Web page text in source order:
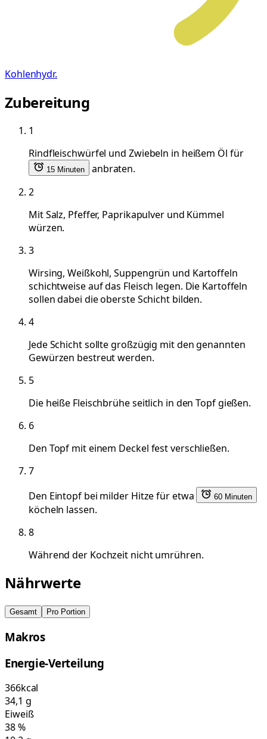
Kohlenhydr.
Zubereitung
1
Rindfleischwürfel und Zwiebeln in heißem Öl für
15 Minuten
anbraten.
2
Mit Salz, Pfeffer, Paprikapulver und Kümmel
würzen.
3
Wirsing, Weißkohl, Suppengrün und Kartoffeln
schichtweise auf das Fleisch legen. Die Kartoffeln
sollen dabei die oberste Schicht bilden.
4
Jede Schicht sollte großzügig mit den genannten
Gewürzen bestreut werden.
5
Die heiße Fleischbrühe seitlich in den Topf gießen.
6
Den Topf mit einem Deckel fest verschließen.
7
Den Eintopf bei milder Hitze für etwa
60 Minuten
köcheln lassen.
8
Während der Kochzeit nicht umrühren.
Nährwerte
Gesamt Pro Portion
Makros
Energie-Verteilung
366kcal
34,1 g
Eiweiß
38%